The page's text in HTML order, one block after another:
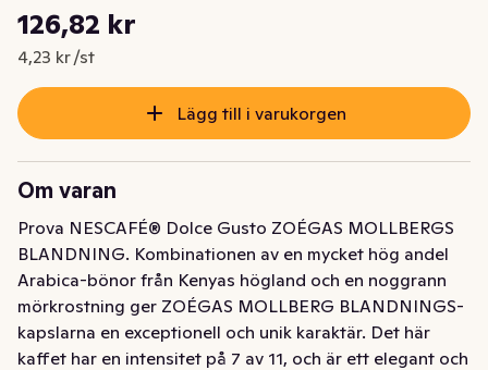
Nuvarande pris är: 126,82 kr
126,82 kr
4,23 kr /st
Styckpris: 4,23 kr /st
Lägg till i varukorgen
Om varan
Prova NESCAFÉ® Dolce Gusto ZOÉGAS MOLLBERGS
BLANDNING. Kombinationen av en mycket hög andel
Arabica-bönor från Kenyas högland och en noggrann
mörkrostning ger ZOÉGAS MOLLBERG BLANDNINGS-
kapslarna en exceptionell och unik karaktär. Det här
kaffet har en intensitet på 7 av 11, och är ett elegant och